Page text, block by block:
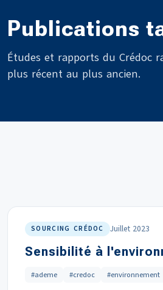
Publications
Études et rapports du Crédoc
plus récent au plus ancien.
SOURCING CRÉDOC Juillet 2023
Sensibilité à
#ademe #credoc #environnement